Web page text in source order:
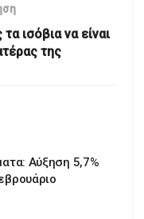
ισόβια να είναι
της
Αύξηση 5,7%